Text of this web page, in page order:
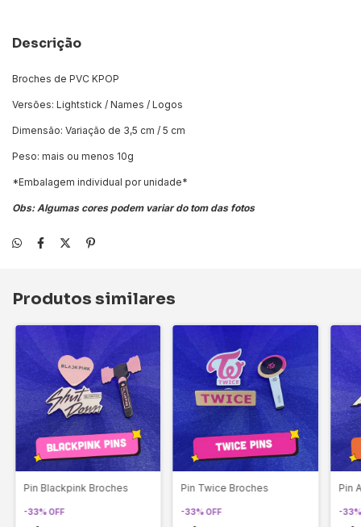
Descrição
Broches de PVC KPOP
Versões: Lightstick / Names / Logos
Dimensão: Variação de 3,5 cm / 5 cm
Peso: mais ou menos 10g
*Embalagem individual por unidade*
Obs: Algumas cores podem variar do tom das fotos
Produtos similares
Pin Blackpink Broches
-33%OFF
Pin Twice Broches
-33%OFF
Pin
-33